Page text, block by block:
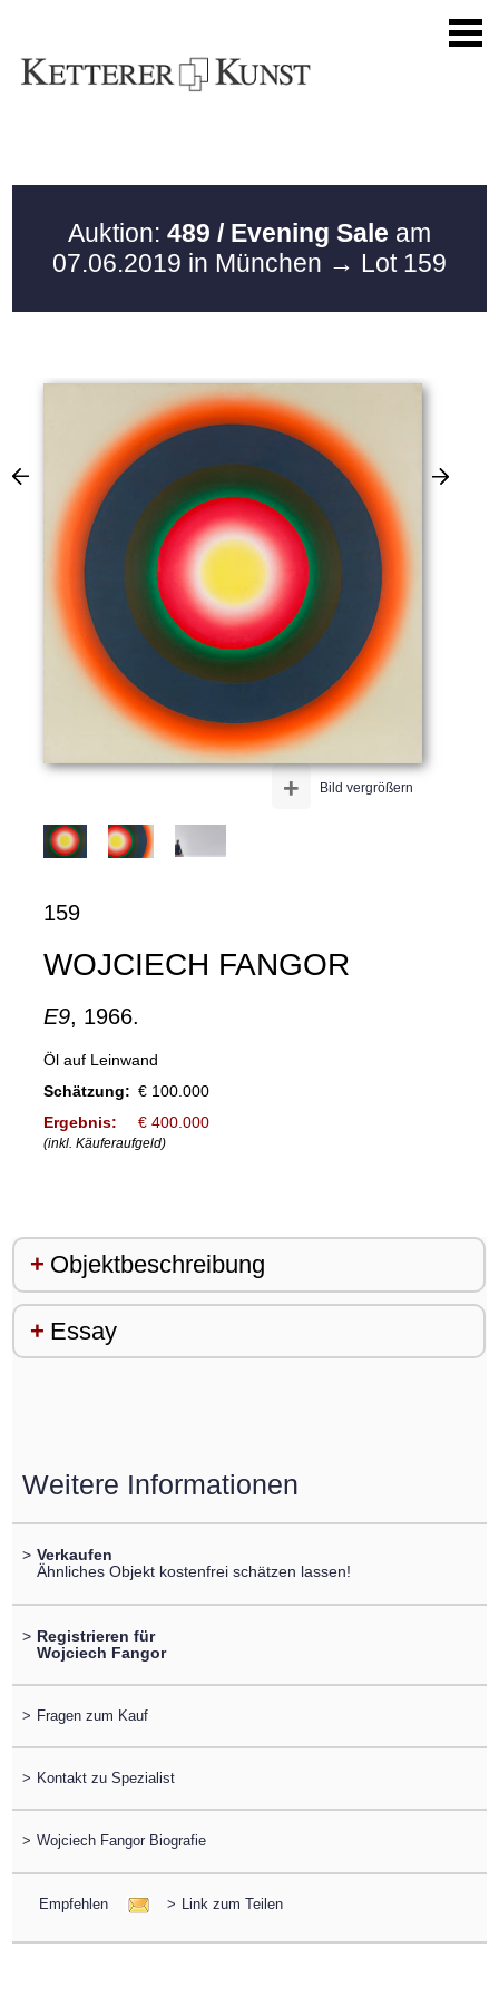
Auktion: 489 / Evening Sale am
07.06.2019 in München → Lot 159
Bild vergrößern
+
159
WOJCIECH FANGOR
E9, 1966.
Öl auf Leinwand
Schätzung: € 100.000
Ergebnis:
€ 400.000
(inkl. Käuferaufgeld)
Objektbeschreibung
Essay
Weitere Informationen
> Verkaufen
Ähnliches Objekt kostenfrei schätzen lassen!
> Registrieren für
Wojciech Fangor
> Fragen zum Kauf
> Kontakt zu Spezialist
> Wojciech Fangor Biografie
Empfehlen > Link zum Teilen